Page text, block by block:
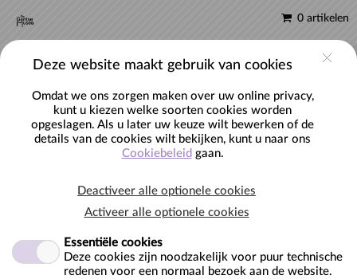
0 artikelen
S.M.A.K. - Rondleiding volwassenen (incl
Locatie:
Deze website maakt gebruik van cookies
Omdat we ons zorgen maken over uw online privacy,
kunt u kiezen welke soorten cookies worden
opgeslagen. Als u later uw keuze wilt bewerken of de
details van de cookies wilt bekijken, kunt u naar ons
Cookiebeleid gaan.
Deactiveer alle optionele cookies
Activeer alle optionele cookies
Essentiële cookies
Deze cookies zijn noodzakelijk voor puur technische
redenen voor een normaal bezoek aan de website.